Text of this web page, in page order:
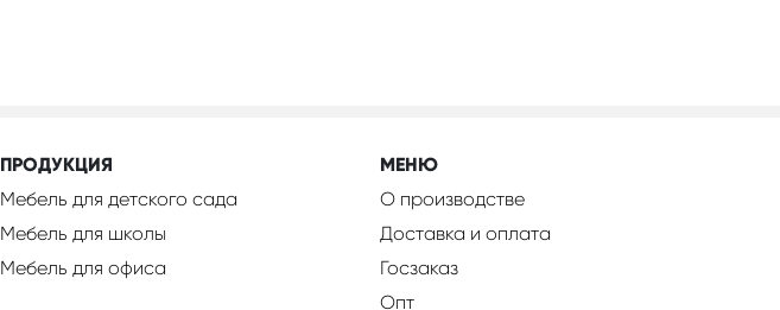
ПРОДУКЦИЯ
Мебель для детского сада
Мебель для школы
Мебель для офиса
МЕНЮ
О производстве
Доставка и оплата
Госзаказ
Опт